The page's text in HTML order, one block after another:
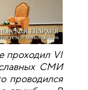
проходил VI
СМИ
проводился